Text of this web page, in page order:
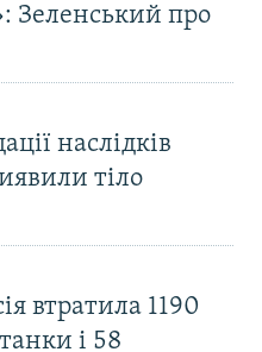
Зеленський про
наслідків
тіло
втратила 1190
і 58